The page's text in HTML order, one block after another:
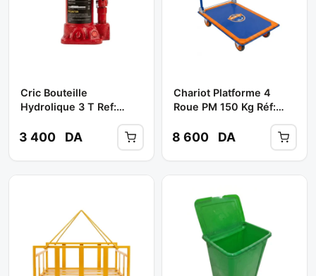
Cric Bouteille
Hydrolique 3 T Ref:
3 400 DA
Chariot Platforme 4
Roue PM 150 Kg Réf:
8 600 DA